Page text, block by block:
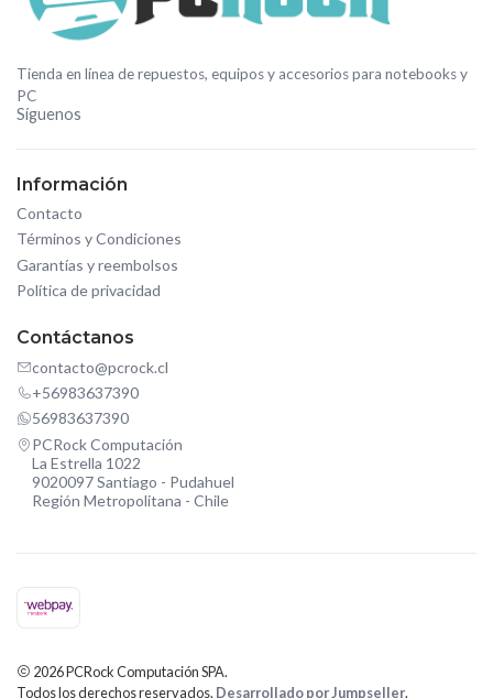
Tienda en línea de repuestos, equipos y accesorios para notebooks y
PC
Síguenos
Información
Contacto
Términos y Condiciones
Garantías y reembolsos
Política de privacidad
Contáctanos
contacto@pcrock.cl
+56983637390
56983637390
PCRock Computación
La Estrella 1022
9020097 Santiago - Pudahuel
Región Metropolitana - Chile
2026 PCRock Computación SPA.
Todos los derechos reservados. Desarrollado por Jumpseller.